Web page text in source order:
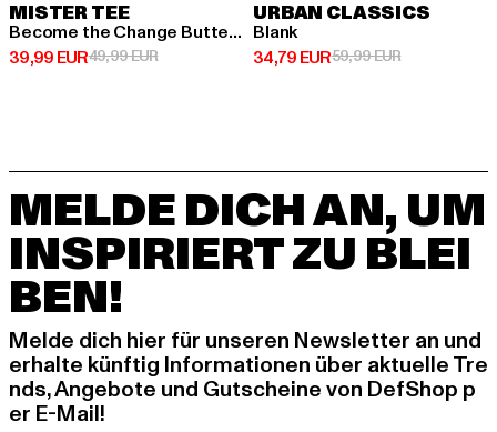
MISTER TEE
Become the Change Butterfly 2.0
39,99 EUR
Derzeitiger Preis: 39,99 EUR
49,99 EURAktionspreis: 49,99 EUR
URBAN CLASSICS
Blank
34,79 EUR
Derzeitiger Preis: 34,79 EUR
59,99 EURAktionspreis:
MELDE DICH AN, UM
INSPIRIERT ZU BLEI
BEN!
Melde dich hier für unseren Newsletter an und
erhalte künftig Informationen über aktuelle Tre
nds, Angebote und Gutscheine von DefShop p
er E-Mail!